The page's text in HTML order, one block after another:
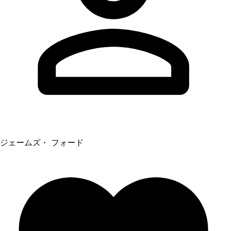
ジェームズ・ フォード